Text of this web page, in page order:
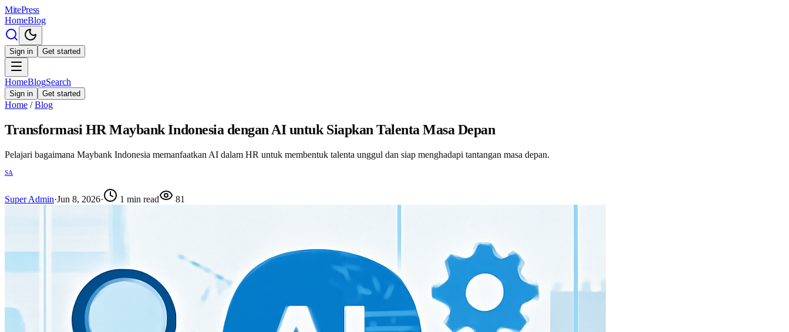
MitePress
HomeBlog
Sign in Get started
HomeBlogSearch
Sign in Get started
Home / Blog
Transformasi HR Maybank Indonesia dengan AI untuk Siapkan Talenta Masa Depan
Pelajari bagaimana Maybank Indonesia memanfaatkan AI dalam HR untuk membentuk talenta unggul dan siap menghadapi tantangan masa depan.
SA
Super Admin·Jun 8, 2026· 1 min read 81